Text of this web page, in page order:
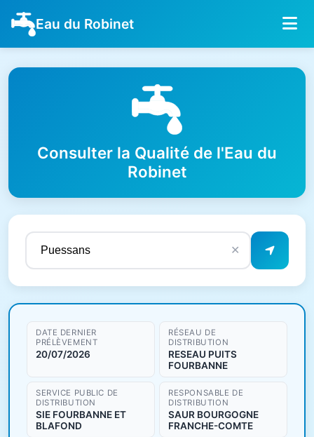
Eau du Robinet
Consulter la Qualité de l'Eau du
Robinet
✕
Résultats de qualité de l'eau
DATE DERNIER
PRÉLÈVEMENT
20/07/2026
RÉSEAU DE
DISTRIBUTION
RESEAU PUITS
FOURBANNE
SERVICE PUBLIC DE
DISTRIBUTION
SIE FOURBANNE ET
BLAFOND
RESPONSABLE DE
DISTRIBUTION
SAUR BOURGOGNE
FRANCHE-COMTE